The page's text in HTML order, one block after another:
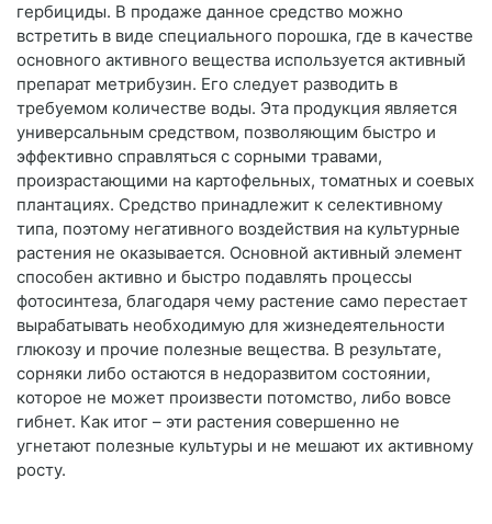
гербициды. В продаже данное средство можно
встретить в виде специального порошка, где в качестве
основного активного вещества используется активный
препарат метрибузин. Его следует разводить в
требуемом количестве воды. Эта продукция является
универсальным средством, позволяющим быстро и
эффективно справляться с сорными травами,
произрастающими на картофельных, томатных и соевых
плантациях. Средство принадлежит к селективному
типа, поэтому негативного воздействия на культурные
растения не оказывается. Основной активный элемент
способен активно и быстро подавлять процессы
фотосинтеза, благодаря чему растение само перестает
вырабатывать необходимую для жизнедеятельности
глюкозу и прочие полезные вещества. В результате,
сорняки либо остаются в недоразвитом состоянии,
которое не может произвести потомство, либо вовсе
гибнет. Как итог – эти растения совершенно не
угнетают полезные культуры и не мешают их активному
росту.